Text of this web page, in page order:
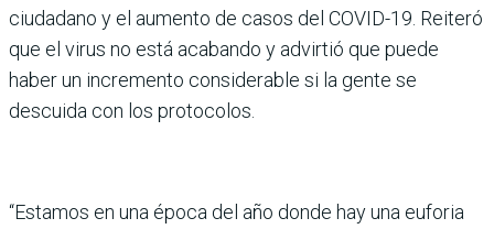
ciudadano y el aumento de casos del COVID-19. Reiteró
que el virus no está acabando y advirtió que puede
haber un incremento considerable si la gente se
descuida con los protocolos.
“Estamos en una época del año donde hay una euforia